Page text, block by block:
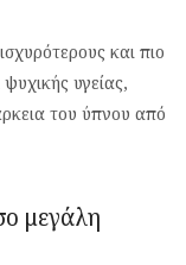
και πιο
υγείας,
του ύπνου από
μεγάλη